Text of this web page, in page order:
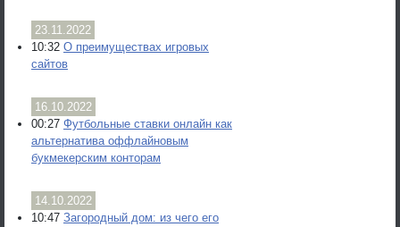
23.11.2022
10:32 О преимуществах игровых
сайтов
16.10.2022
00:27 Футбольные ставки онлайн как
альтернатива оффлайновым
букмекерским конторам
14.10.2022
10:47 Загородный дом: из чего его